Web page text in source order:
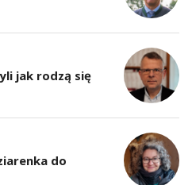
jak rodzą się
do